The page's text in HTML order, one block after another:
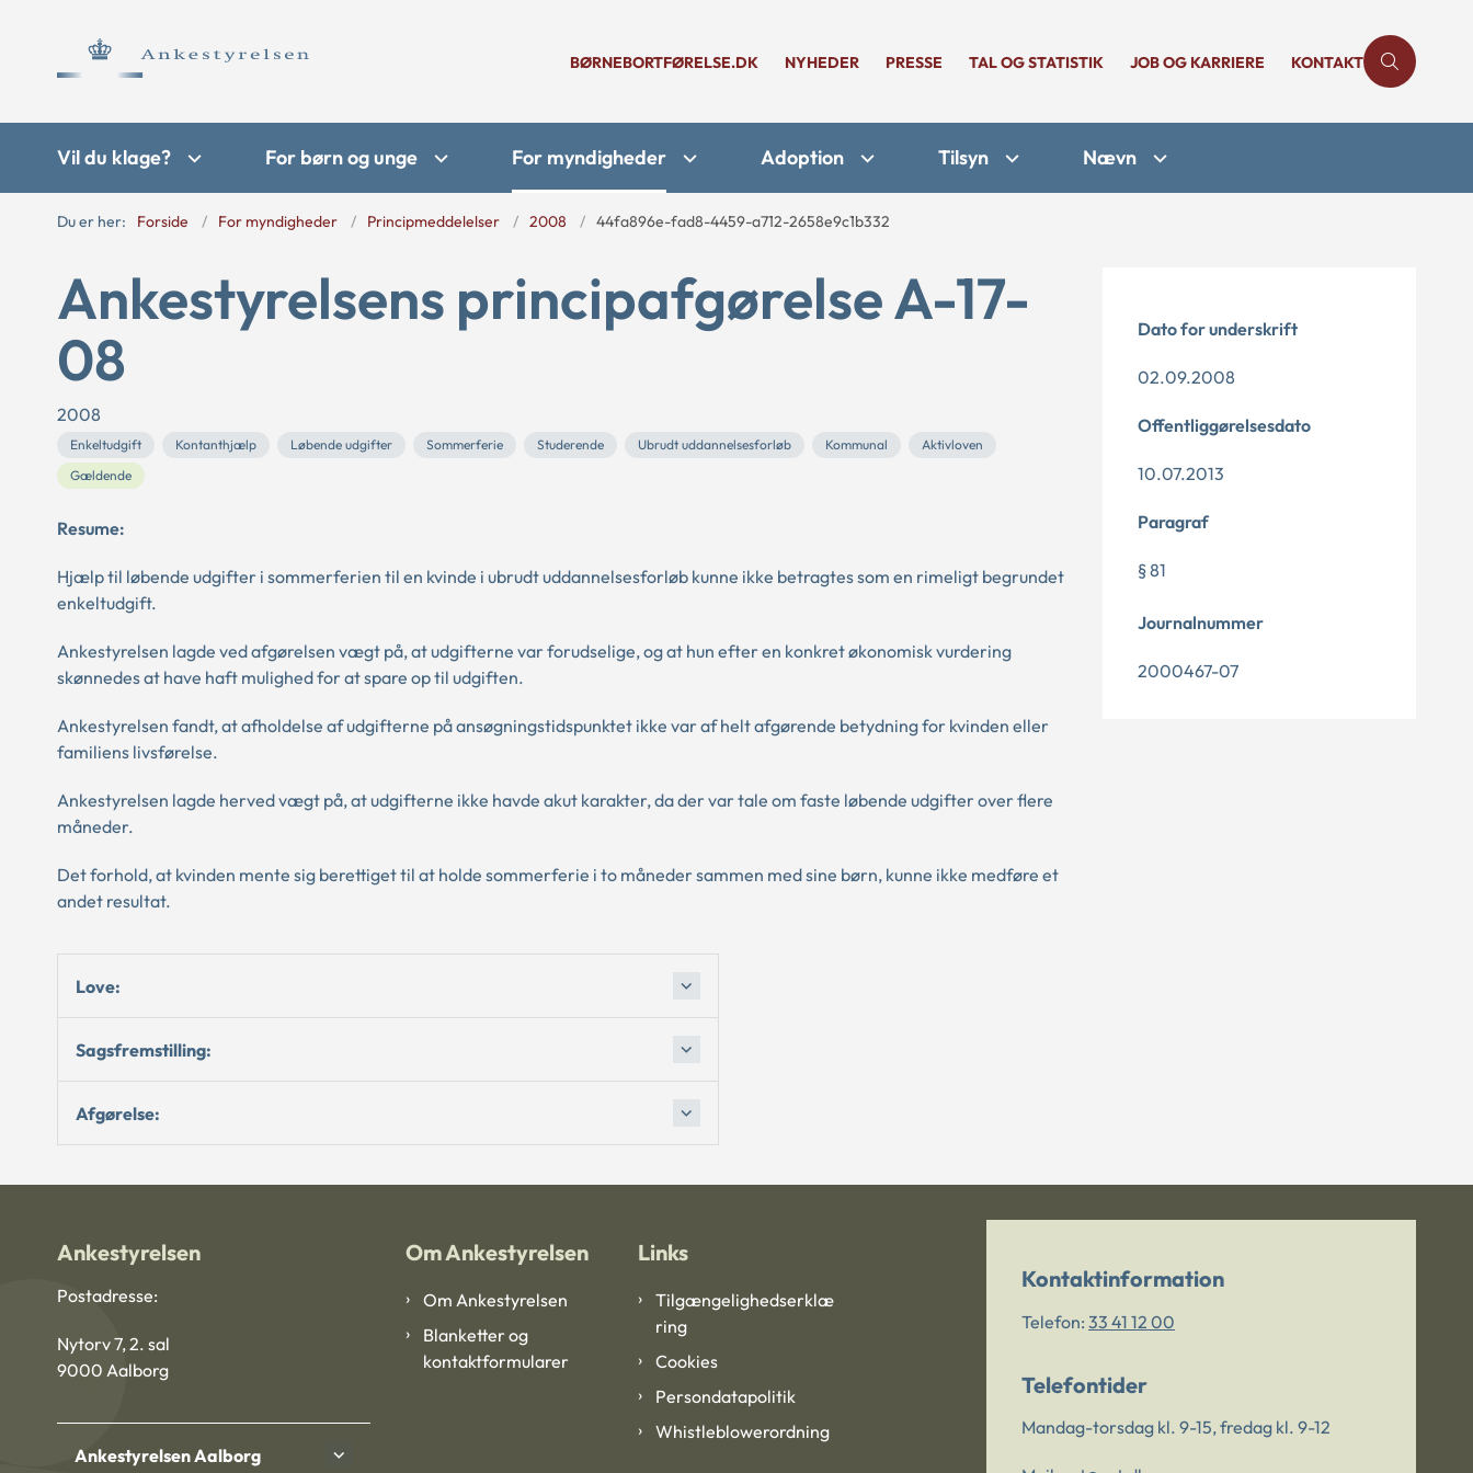
BØRNEBORTFØRELSE.DK NYHEDER PRESSE TAL OG STATISTIK JOB OG KARRIERE KONTAKT
Vil du klage? For børn og unge For myndigheder Adoption Tilsyn Nævn
Du er her: Forside For myndigheder Principmeddelelser 2008 44fa896e-fad8-4459-a712-2658e9c1b332
Ankestyrelsens principafgørelse A-17-
08
2008
Enkeltudgift Kontanthjælp Løbende udgifter Sommerferie Studerende Ubrudt uddannelsesforløb Kommunal
Aktivloven
Gældende
Resume:
Hjælp til løbende udgifter i sommerferien til en kvinde i ubrudt uddannelsesforløb kunne ikke betragtes som en rimeligt begrundet
enkeltudgift.
Ankestyrelsen lagde ved afgørelsen vægt på, at udgifterne var forudselige, og at hun efter en konkret økonomisk vurdering
skønnedes at have haft mulighed for at spare op til udgiften.
Ankestyrelsen fandt, at afholdelse af udgifterne på ansøgningstidspunktet ikke var af helt afgørende betydning for kvinden eller
familiens livsførelse.
Ankestyrelsen lagde herved vægt på, at udgifterne ikke havde akut karakter, da der var tale om faste løbende udgifter over flere
måneder.
Det forhold, at kvinden mente sig berettiget til at holde sommerferie i to måneder sammen med sine børn, kunne ikke medføre et
andet resultat.
Love:
Sagsfremstilling:
Afgørelse:
Dato for underskrift
02.09.2008
Offentliggørelsesdato
10.07.2013
Paragraf
§ 81
Journalnummer
2000467-07
Ankestyrelsen
Postadresse:
Nytorv 7, 2. sal
9000 Aalborg
Ankestyrelsen Aalborg
Om Ankestyrelsen
Om Ankestyrelsen
Blanketter og
kontaktformularer
Links
Tilgængelighedserklæ
ring
Cookies
Persondatapolitik
Whistleblowerordning
Kontaktinformation
Telefon: 33 41 12 00
Telefontider
Mandag-torsdag kl. 9-15, fredag kl. 9-12